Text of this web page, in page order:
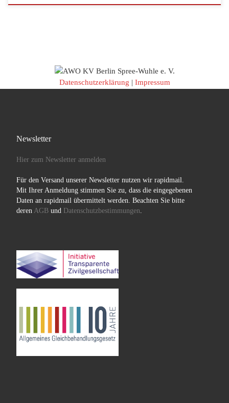
Datenschutzerklärung | Impressum
Newsletter
Hier zum Newsletter anmelden
Für den Versand unserer Newsletter nutzen wir rapidmail.
Mit Ihrer Anmeldung stimmen Sie zu, dass die eingegebenen
Daten an rapidmail übermittelt werden. Beachten Sie bitte
deren AGBund Datenschutzbestimmungen